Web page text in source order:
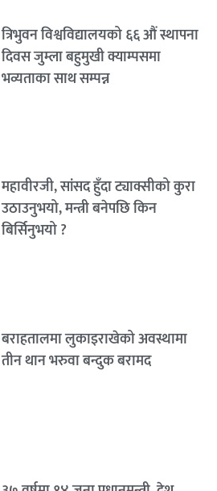
त्रिभुवन विश्वविद्यालयको ६६ औं स्थापना
दिवस जुम्ला बहुमुखी क्याम्पसमा
भव्यताका साथ सम्पन्न
महावीरजी, सांसद हुँदा ट्याक्सीको कुरा
उठाउनुभयो, मन्त्री बनेपछि किन
बिर्सिनुभयो ?
बराहतालमा लुकाइराखेको अवस्थामा
तीन थान भरुवा बन्दुक बरामद